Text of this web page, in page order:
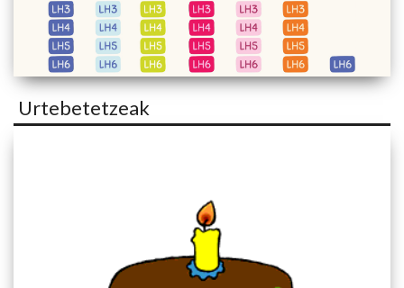
Urtebetetzeak